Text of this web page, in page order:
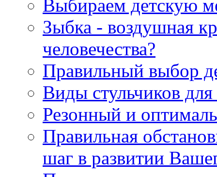
Выбираем детскую
Зыбка - воздушная
человечества?
Правильный выбор
Виды стульчиков
Резонный и
Правильная
шаг в развитии